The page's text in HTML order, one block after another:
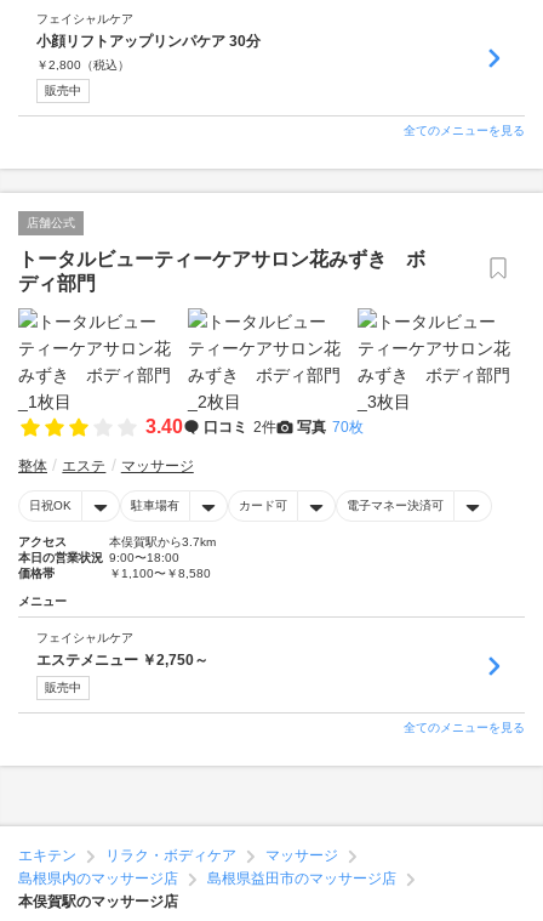
フェイシャルケア
小顔リフトアップリンパケア 30分
￥2,800 （税込）
販売中
全てのメニューを見る
店舗公式
トータルビューティーケアサロン花みずき ボ
ディ部門
3.40 口コミ 2件 写真 70枚
整体 エステ マッサージ
日祝OK 駐車場有 カード可 電子マネー決済可
アクセス
本俣賀駅から3.7km
本日の営業状況 9:00〜18:00
価格帯
￥1,100〜￥8,580
メニュー
フェイシャルケア
エステメニュー ￥2,750～
販売中
全てのメニューを見る
エキテン リラク・ボディケア
マッサージ
島根県内のマッサージ店
島根県益田市のマッサージ店
本俣賀駅のマッサージ店